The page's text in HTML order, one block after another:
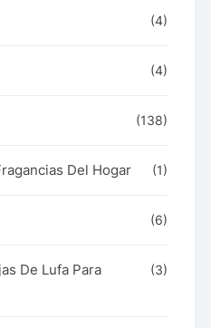
(4)
(4)
(138)
Del Hogar (1)
(6)
De Lufa Para
(3)